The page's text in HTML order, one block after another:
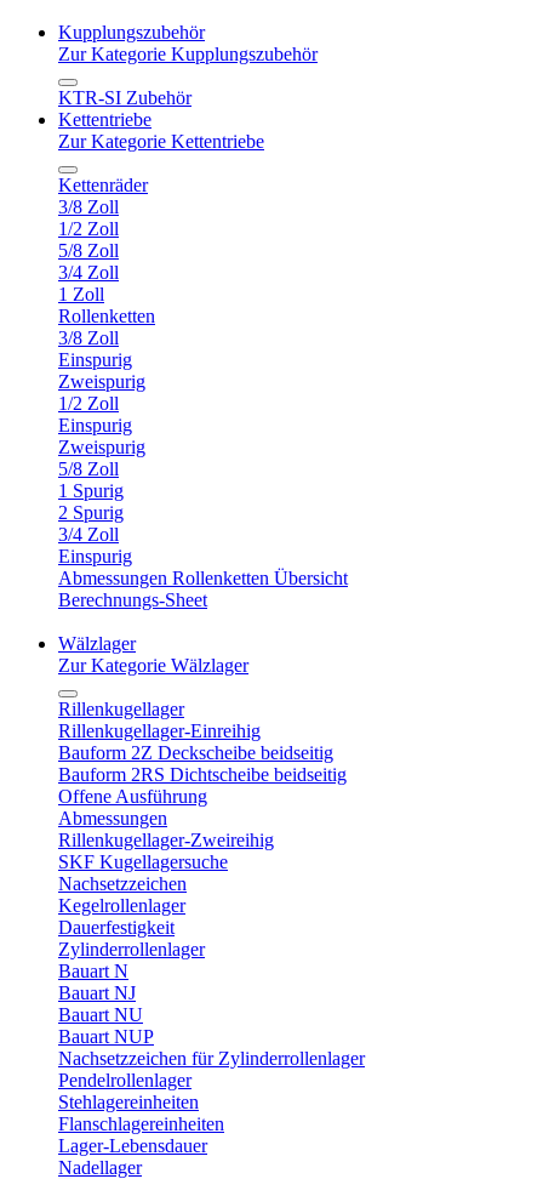
Kupplungszubehör
Zur Kategorie Kupplungszubehör
KTR-SI Zubehör
Kettentriebe
Zur Kategorie Kettentriebe
Kettenräder
3/8 Zoll
1/2 Zoll
5/8 Zoll
3/4 Zoll
1 Zoll
Rollenketten
3/8 Zoll
Einspurig
Zweispurig
1/2 Zoll
Einspurig
Zweispurig
5/8 Zoll
1 Spurig
2 Spurig
3/4 Zoll
Einspurig
Abmessungen Rollenketten Übersicht
Berechnungs-Sheet
Wälzlager
Zur Kategorie Wälzlager
Rillenkugellager
Rillenkugellager-Einreihig
Bauform 2Z Deckscheibe beidseitig
Bauform 2RS Dichtscheibe beidseitig
Offene Ausführung
Abmessungen
Rillenkugellager-Zweireihig
SKF Kugellagersuche
Nachsetzzeichen
Kegelrollenlager
Dauerfestigkeit
Zylinderrollenlager
Bauart N
Bauart NJ
Bauart NU
Bauart NUP
Nachsetzzeichen für Zylinderrollenlager
Pendelrollenlager
Stehlagereinheiten
Flanschlagereinheiten
Lager-Lebensdauer
Nadellager